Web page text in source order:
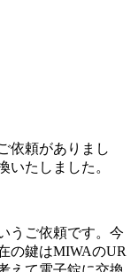
依頼がありまし
いたしました。
うご依頼です。今
の鍵はMIWAのUR